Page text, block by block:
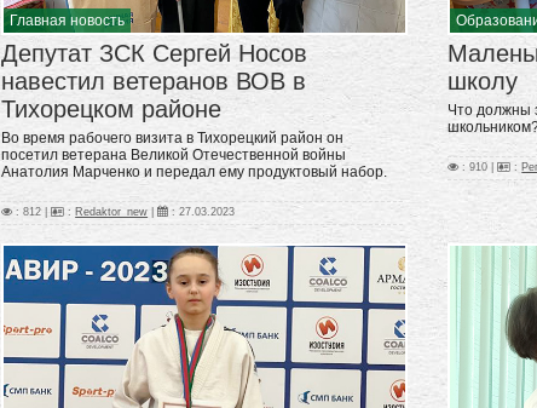
Главная новость
Депутат ЗСК Сергей Носов
навестил ветеранов ВОВ в
Тихорецком районе
Во время рабочего визита в Тихорецкий район он
посетил ветерана Великой Отечественной войны
Анатолия Марченко и передал ему продуктовый набор.
: 812 | : Redaktor_new | :27.03.2023
школу
Что должны
: 910 | :